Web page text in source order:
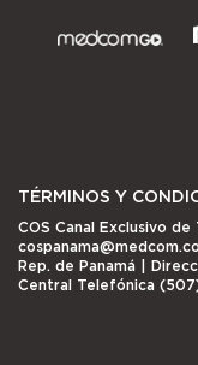
TÉRMINOS Y
COS Canal Exclusivo de
Rep. de Panamá |
Central Telefónica